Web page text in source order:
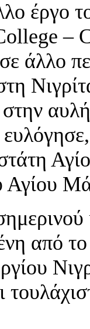
έργο
–
άλλο
Αγίου
από